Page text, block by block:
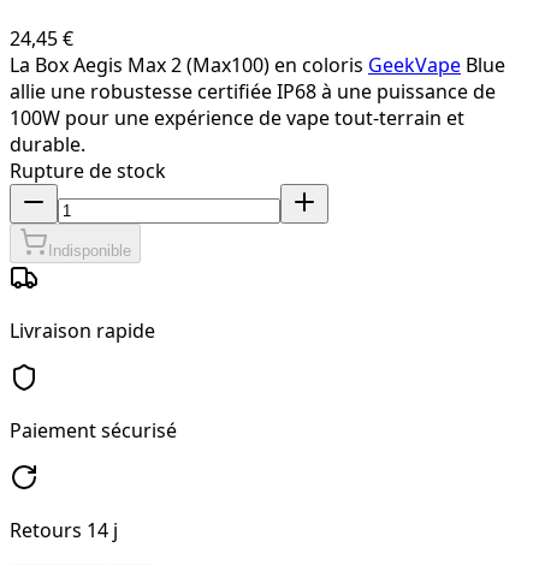
24,45 €
La Box Aegis Max 2 (Max100) en coloris GeekVape Blue
allie une robustesse certifiée IP68 à une puissance de
100W pour une expérience de vape tout-terrain et
durable.
Rupture de stock
Indisponible
Livraison rapide
Paiement sécurisé
Retours 14 j